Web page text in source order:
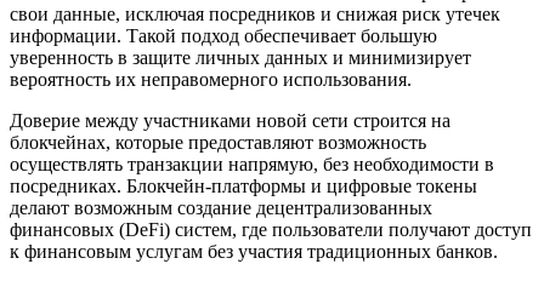
свои данные, исключая посредников и снижая риск утечек
информации. Такой подход обеспечивает большую
уверенность в защите личных данных и минимизирует
вероятность их неправомерного использования.
Доверие между участниками новой сети строится на
блокчейнах, которые предоставляют возможность
осуществлять транзакции напрямую, без необходимости в
посредниках. Блокчейн-платформы и цифровые токены
делают возможным создание децентрализованных
финансовых (DeFi) систем, где пользователи получают доступ
к финансовым услугам без участия традиционных банков.